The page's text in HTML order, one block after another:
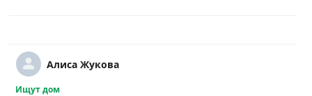
Алиса Жукова
Ищут дом